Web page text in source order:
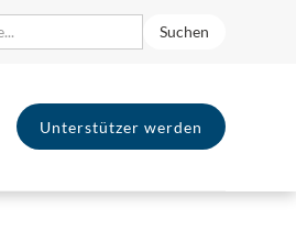
Unterstützer werden